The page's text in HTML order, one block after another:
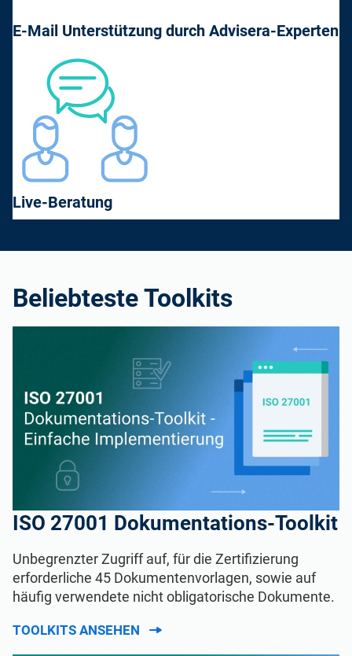
E-Mail Unterstützung durch Advisera-Experten
Live-Beratung
Beliebteste Toolkits
ISO 27001 Dokumentations-Toolkit
Unbegrenzter Zugriff auf, für die Zertifizierung
erforderliche 45 Dokumentenvorlagen, sowie auf
häufig verwendete nicht obligatorische Dokumente.
TOOLKITS ANSEHEN